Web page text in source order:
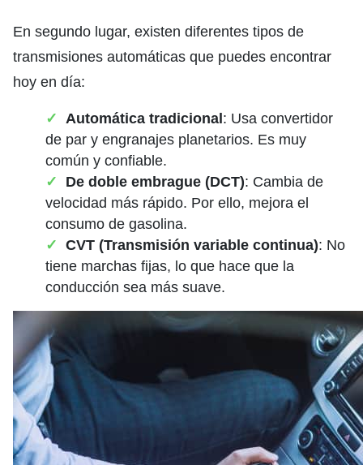
En segundo lugar, existen diferentes tipos de
transmisiones automáticas que puedes encontrar
hoy en día:
Automática tradicional: Usa convertidor
de par y engranajes planetarios. Es muy
común y confiable.
De doble embrague (DCT): Cambia de
velocidad más rápido. Por ello, mejora el
consumo de gasolina.
CVT (Transmisión variable continua): No
tiene marchas fijas, lo que hace que la
conducción sea más suave.